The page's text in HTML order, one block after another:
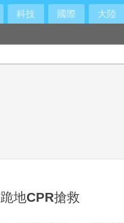
科技 國際 大陸
地CPR搶救